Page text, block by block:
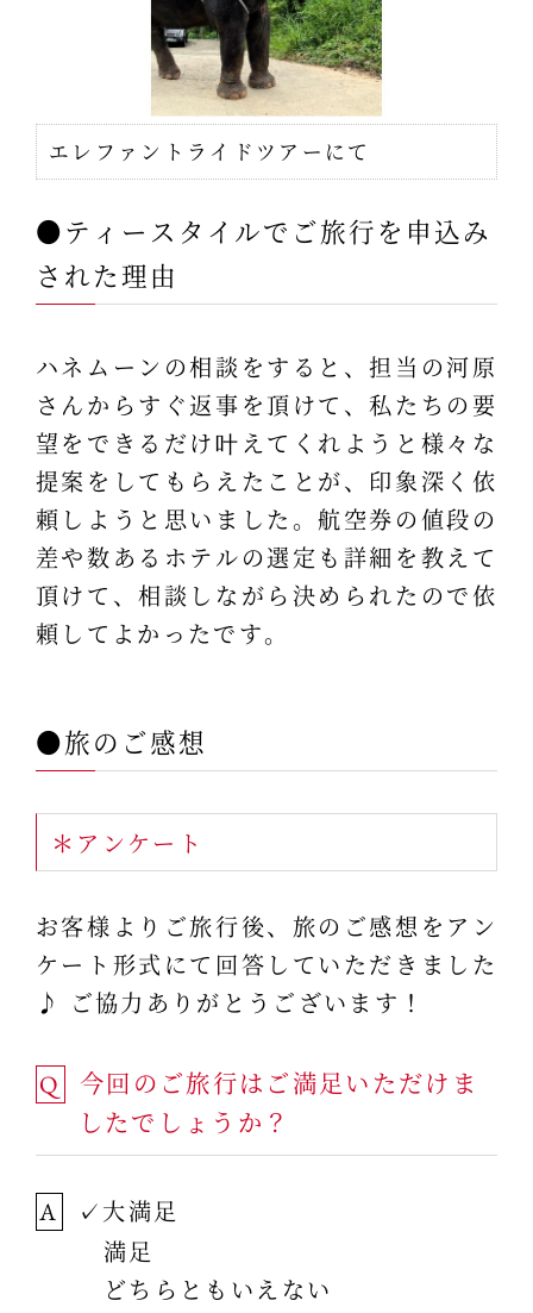
エレファントライドツアーにて
●ティースタイルでご旅行を申込み
された理由
ハネムーンの相談をすると、担当の河原
さんからすぐ返事を頂けて、私たちの要
望をできるだけ叶えてくれようと様々な
提案をしてもらえたことが、印象深く依
頼しようと思いました。航空券の値段の
差や数あるホテルの選定も詳細を教えて
頂けて、相談しながら決められたので依
頼してよかったです。
●旅のご感想
＊アンケート
お客様よりご旅行後、旅のご感想をアン
ケート形式にて回答していただきました
♪ ご協力ありがとうございます！
Q
今回のご旅行はご満足いただけま
したでしょうか？
A
✓大満足
満足
どちらともいえない